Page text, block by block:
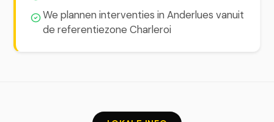
We plannen interventies in Anderlues vanuit
de referentiezone Charleroi